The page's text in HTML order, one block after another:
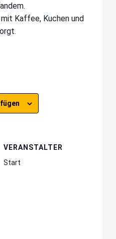
Kaffee, Kuchen und
VERANSTALTER
Start